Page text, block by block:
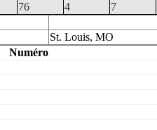
76 4 7
St. Louis, MO
Numéro